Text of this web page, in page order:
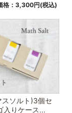
格：3,300円(税込)
ソルト)3個セ
りケース...